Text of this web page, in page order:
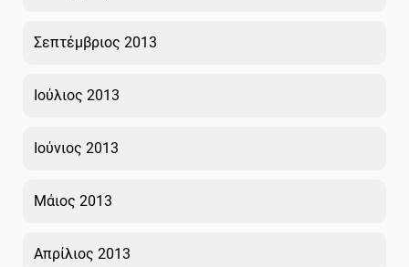
Σεπτέμβριος 2013
Ιούλιος 2013
Ιούνιος 2013
Μάιος 2013
Απρίλιος 2013